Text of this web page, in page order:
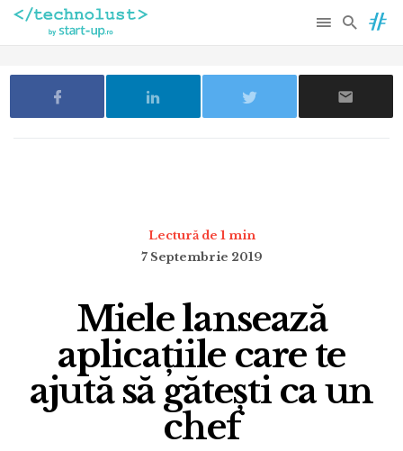
Lectură de 1 min
7 Septembrie 2019
Miele lansează
aplicațiile care te
ajută să gătești ca un
chef